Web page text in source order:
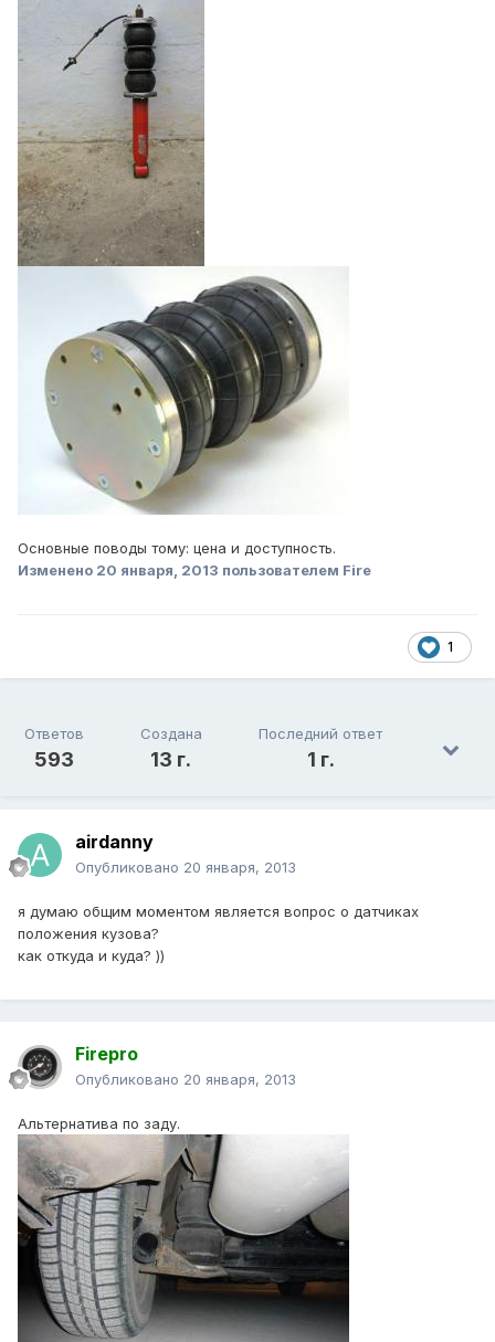
Основные поводы тому: цена и доступность.
Изменено 20 января, 2013 пользователем Fire
1
Ответов
593
Создана
13 г.
Последний ответ
1 г.
airdanny
Опубликовано 20 января, 2013
я думаю общим моментом является вопрос о датчиках
положения кузова?
как откуда и куда? ))
Firepro
Опубликовано 20 января, 2013
Альтернатива по заду.